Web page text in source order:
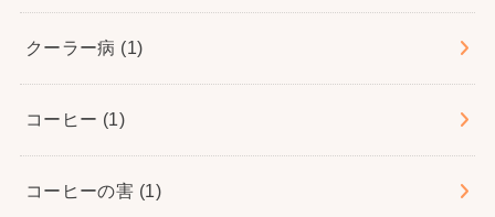
クーラー病 (1)
コーヒー (1)
コーヒーの害 (1)